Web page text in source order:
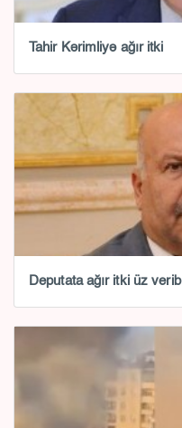
Tahir Kərimliyə ağır itki
Deputata ağır itki üz verib